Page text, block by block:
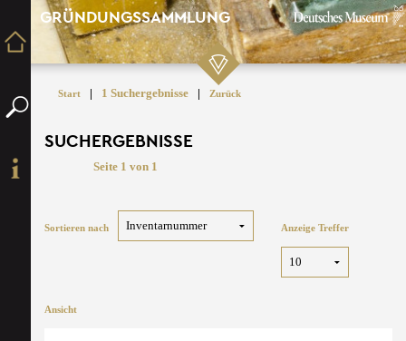
GRÜNDUNGSSAMMLUNG
Start | 1 Suchergebnisse | Zurück
SUCHERGEBNISSE
Seite 1 von 1
Sortieren nach Anzeige Treffer
Ansicht